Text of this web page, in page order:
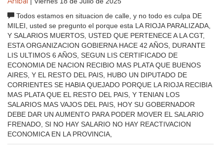
Todos estamos en situacion de calle, y no todo es culpa DE
MILEI, usted se pregunto el porque esta LA RIOJA PARALIZADA,
Y SALARIOS MUERTOS, USTED QUE PERTENECE A LA CGT,
ESTA ORGANIZACION GOBIERNA HACE 42 AÑOS, DURANTE
LIS ULTIMOS 6 AÑOS, SEGUN LIS CERTIFICADO DE
ECONOMIA DE NACION RECIBIO MAS PLATA QUE BUENOS
AIRES, Y EL RESTO DEL PAIS, HUBO UN DIPUTADO DE
CORRIENTES SE HABIA QUEJADO PORQUE LA RIOJA RECIBIA
MAS PLATA QUE EL RESTO DEL PAIS, Y TENIAN LOS
SALARIOS MAS VAJOS DEL PAIS, HOY SU GOBERNADOR
DEBE DAR UN AUMENTO PARA PODER MOVER EL SALARIO
FRENADO, SI NO HAY SALARIO NO HAY REACTIVACION
ECONOMICA EN LA PROVINCIA,